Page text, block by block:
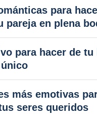
para
pareja en plena
para hacer de tu
más emotivas
seres queridos